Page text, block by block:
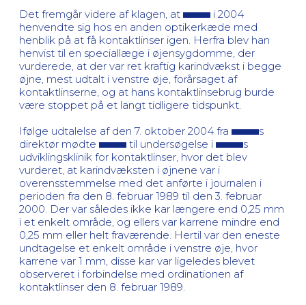
Det fremgår videre af klagen, at
i 2004
henvendte sig hos en anden optikerkæde med
henblik på at få kontaktlinser igen. Herfra blev han
henvist til en speciallæge i øjensygdomme, der
vurderede, at der var ret kraftig karindvækst i begge
øjne, mest udtalt i venstre øje, forårsaget af
kontaktlinserne, og at hans kontaktlinsebrug burde
være stoppet på et langt tidligere tidspunkt.
Ifølge udtalelse af den 7. oktober 2004 fra
s
direktør mødte
til undersøgelse i
s
udviklingsklinik for kontaktlinser, hvor det blev
vurderet, at karindvæksten i øjnene var i
overensstemmelse med det anførte i journalen i
perioden fra den 8. februar 1989 til den 3. februar
2000. Der var således ikke kar længere end 0,25 mm
i et enkelt område, og ellers var karrene mindre end
0,25 mm eller helt fraværende. Hertil var den eneste
undtagelse et enkelt område i venstre øje, hvor
karrene var 1 mm, disse kar var ligeledes blevet
observeret i forbindelse med ordinationen af
kontaktlinser den 8. februar 1989.